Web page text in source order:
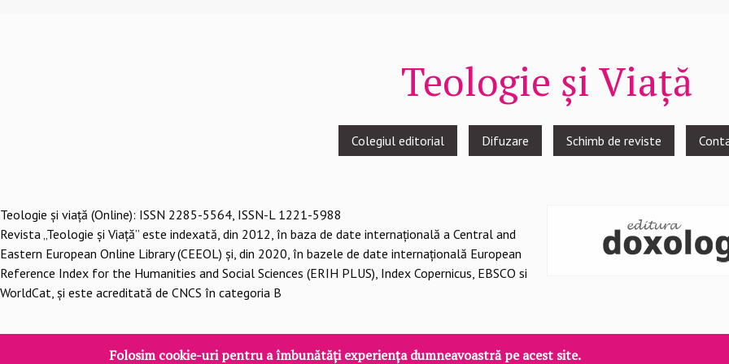
Teologie și Viață
Colegiul editorial Difuzare Schimb de reviste
Teologie şi viaţă (Online): ISSN 2285-5564, ISSN-L 1221-5988
Revista „Teologie și Viață” este indexată, din 2012, în baza de date internațională a Central and
Eastern European Online Library (CEEOL) și, din 2020, în bazele de date internațională European
Reference Index for the Humanities and Social Sciences (ERIH PLUS), Index Copernicus, EBSCO si
WorldCat, și este acreditată de CNCS în categoria B
Folosim cookie-uri pentru a îmbunătăți experiența dumneavoastră pe acest site.